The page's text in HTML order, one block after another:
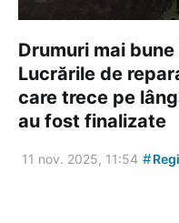
Drumuri mai
Lucrările de
care trece pe
au fost finalizate
11 nov. 2025, 11:54 #